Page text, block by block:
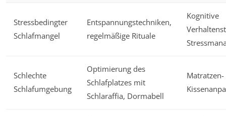
Stressbedingter
Schlafmangel
Entspannungstechniken,
regelmäßige Rituale
Kognitive
Schlechte
Schlafumgebung
Optimierung des
Schlafplatzes mit
Schlaraffia, Dormabell